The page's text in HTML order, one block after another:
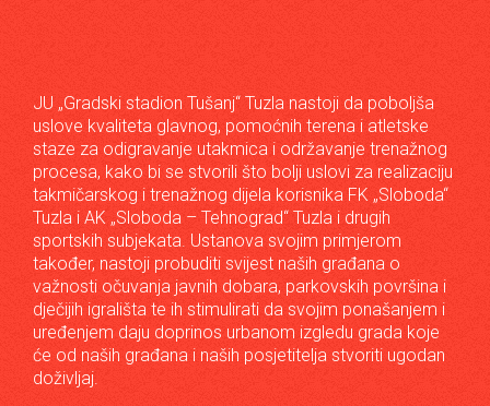
JU „Gradski stadion Tušanj“ Tuzla nastoji da poboljša
uslove kvaliteta glavnog, pomoćnih terena i atletske
staze za odigravanje utakmica i održavanje trenažnog
procesa, kako bi se stvorili što bolji uslovi za realizaciju
takmičarskog i trenažnog dijela korisnika FK „Sloboda“
Tuzla i AK „Sloboda – Tehnograd“ Tuzla i drugih
sportskih subjekata. Ustanova svojim primjerom
također, nastoji probuditi svijest naših građana o
važnosti očuvanja javnih dobara, parkovskih površina i
dječijih igrališta te ih stimulirati da svojim ponašanjem i
uređenjem daju doprinos urbanom izgledu grada koje
će od naših građana i naših posjetitelja stvoriti ugodan
doživljaj.